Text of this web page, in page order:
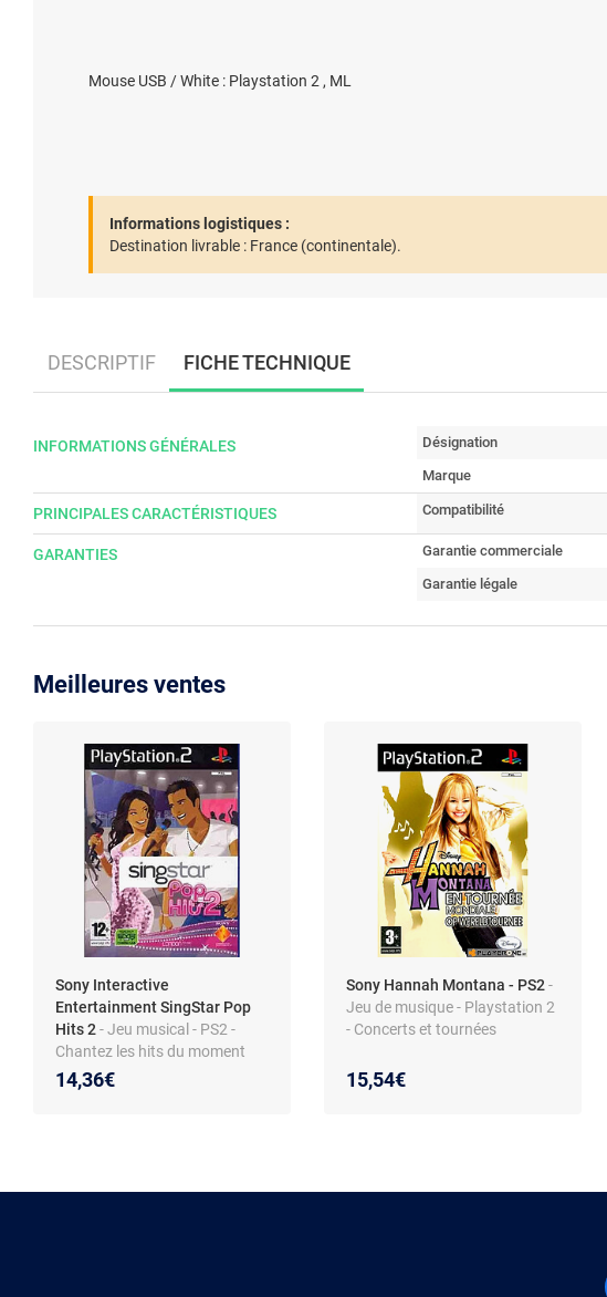
Mouse USB / White : Playstation 2 , ML
Informations logistiques :
Destination livrable : France (continentale).
DESCRIPTIF FICHE TECHNIQUE
INFORMATIONS GÉNÉRALES Désignation
Marque
PRINCIPALES CARACTÉRISTIQUES Compatibilité
GARANTIES Garantie commerciale
Garantie légale
Meilleures ventes
Sony Interactive
Entertainment SingStar Pop
Hits 2- Jeu musical - PS2 -
Chantez les hits du moment
14,36€
Sony Hannah Montana - PS2-
Jeu de musique - Playstation 2
- Concerts et tournées
15,54€